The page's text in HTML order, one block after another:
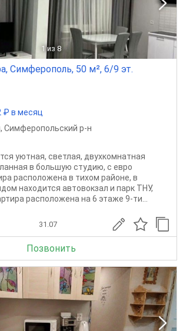
1 из 8
Симферополь, 50 м², 6/9 эт.
₽ в месяц
, Симферопольский р-н
уютная, светлая, двухкомнатная
в большую студию, с евро
расположена в тихом районе, в
находится автовокзал и парк ТНУ,
расположена на 6 этаже 9-ти...
31.07
Позвонить